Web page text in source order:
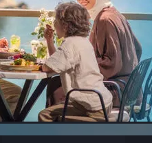
RÜZGAR
31km/s